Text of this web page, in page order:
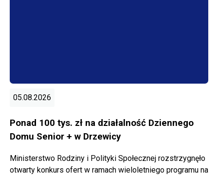
05.08.2026
Ponad 100 tys. zł na działalność Dziennego
Domu Senior + w Drzewicy
Ministerstwo Rodziny i Polityki Społecznej rozstrzygnęło
otwarty konkurs ofert w ramach wieloletniego programu na